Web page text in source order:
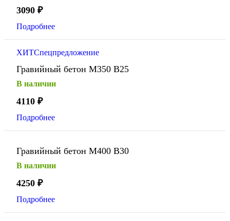
3090 ₽
Подробнее
ХИТСпецпредложение
Гравийный бетон М350 В25
В наличии
4110 ₽
Подробнее
Гравийный бетон М400 В30
В наличии
4250 ₽
Подробнее